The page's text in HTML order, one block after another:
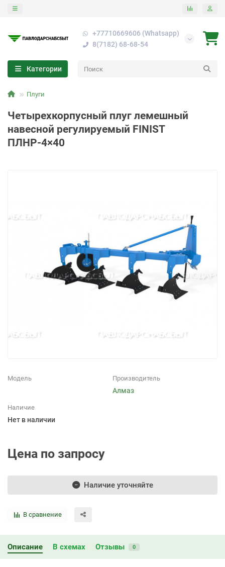
+77710669606 (Whatsapp)
8(7182) 68-68-54
Категории
Плуги
Четырехкорпусный плуг лемешный
навесной регулируемый FINIST
ПЛНР-4×40
Модель Производитель
Алмаз
Наличие
Нет в наличии
Цена по запросу
Наличие уточняйте
В сравнение
Описание В схемах Отзывы 0